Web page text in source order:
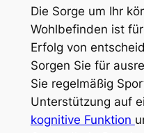
Die Sorge um Ihr
Wohlbefinden ist
Erfolg von
Sorgen Sie für
Sie regelmäßig
Unterstützung auf
kognitive Funktion